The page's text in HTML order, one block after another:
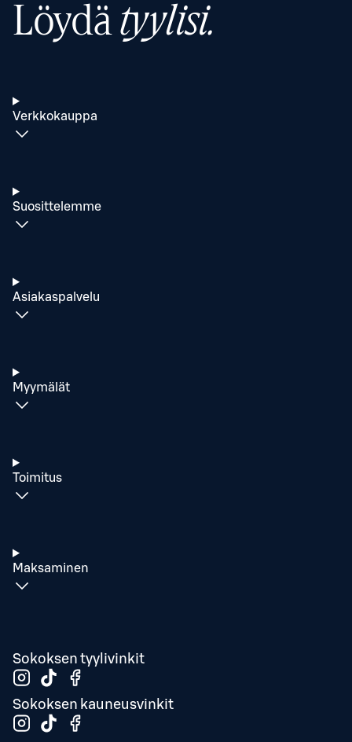
Löydätyylisi.
Verkkokauppa
Suosittelemme
Asiakaspalvelu
Myymälät
Toimitus
Maksaminen
Sokoksen tyylivinkit
Sokoksen kauneusvinkit